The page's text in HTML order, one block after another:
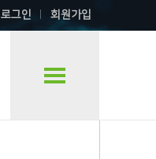
로그인 회원가입